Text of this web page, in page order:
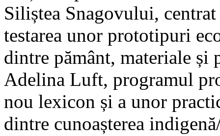
Siliștea Snagovului,
testarea unor prototipuri
dintre pământ, materiale și
Adelina Luft, programul
nou lexicon și a unor
dintre cunoașterea